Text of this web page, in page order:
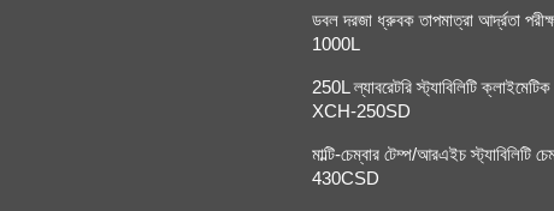
ডবল দরজা ধ্রুবক তাপমাত্রা আর্দ্রতা
1000L
250L ল্যাবরেটরি স্ট্যাবিলিটি ক্লাইমেটিক
XCH-250SD
মাল্টি-চেম্বার টেম্প/আরএইচ স্ট্যাবিলিটি
430CSD